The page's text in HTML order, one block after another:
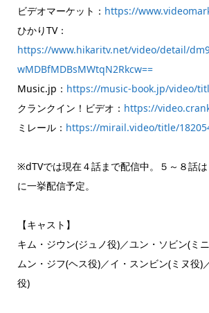
ビデオマーケット： https://
ひかりTV：
https://www.hikaritv.net/video/detail/
wMDBfMDBsMWtqN2Rkcw==
Music.jp： https://music-book.jp/video/
クランクイン！ビデオ： https://
ミレール： https://mirail.video/title/
※dTVでは現在４話まで配信中。５～８話
に一挙配信予定。
【キャスト】
キム・ジウン(ジュノ役)／ユン・ソビン(ミ
ムン・ジフ(ヘス役)／イ・スンビン(ミヌ役)
役)